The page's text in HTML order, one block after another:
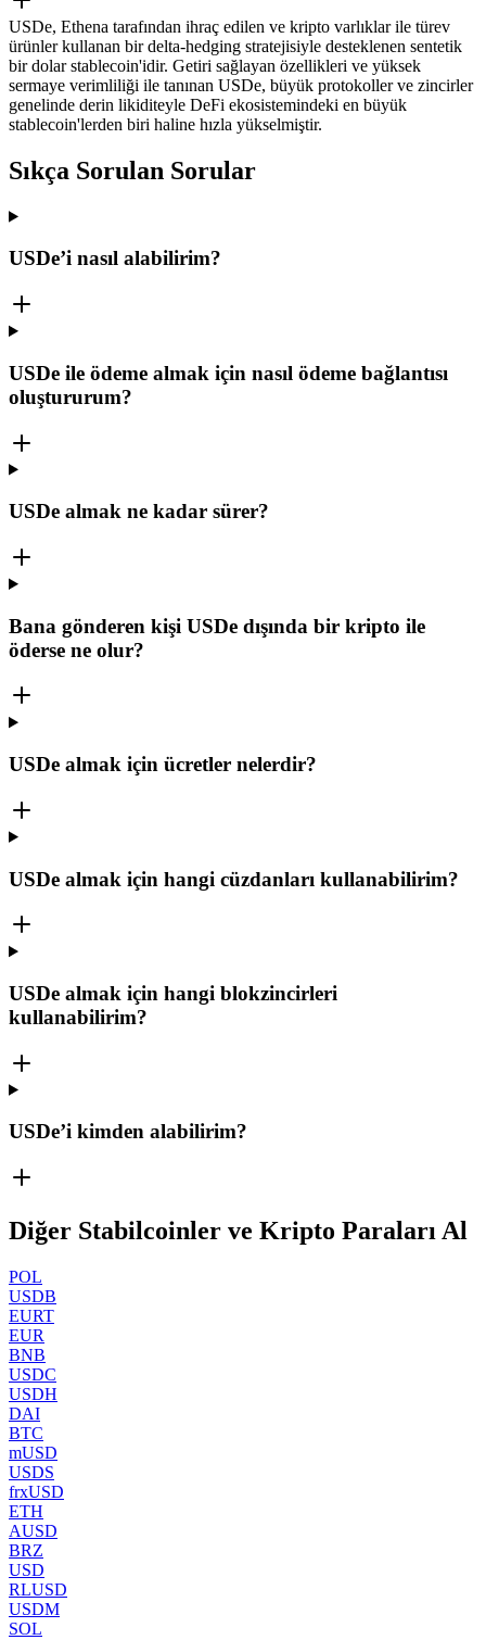
USDe, Ethena tarafından ihraç edilen ve kripto varlıklar ile türev
ürünler kullanan bir delta-hedging stratejisiyle desteklenen sentetik
bir dolar stablecoin'idir. Getiri sağlayan özellikleri ve yüksek
sermaye verimliliği ile tanınan USDe, büyük protokoller ve zincirler
genelinde derin likiditeyle DeFi ekosistemindeki en büyük
stablecoin'lerden biri haline hızla yükselmiştir.
Sıkça Sorulan Sorular
USDe’i nasıl alabilirim?
USDe ile ödeme almak için nasıl ödeme bağlantısı
oluştururum?
USDe almak ne kadar sürer?
Bana gönderen kişi USDe dışında bir kripto ile
öderse ne olur?
USDe almak için ücretler nelerdir?
USDe almak için hangi cüzdanları kullanabilirim?
USDe almak için hangi blokzincirleri
kullanabilirim?
USDe’i kimden alabilirim?
Diğer Stabilcoinler ve Kripto Paraları Al
POL
USDB
EURT
EUR
BNB
USDC
USDH
DAI
BTC
mUSD
USDS
frxUSD
ETH
AUSD
BRZ
USD
RLUSD
USDM
SOL